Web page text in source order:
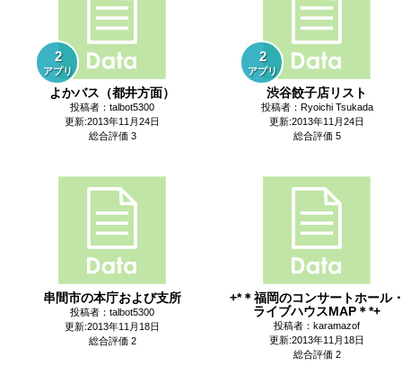
2
アプリ
よかバス（都井方面）
投稿者：talbot5300
更新:2013年11月24日
総合評価 3
2
アプリ
渋谷餃子店リスト
投稿者：Ryoichi Tsukada
更新:2013年11月24日
総合評価 5
串間市の本庁および支所
投稿者：talbot5300
更新:2013年11月18日
総合評価 2
+*＊福岡のコンサートホール
ライブハウスMAP＊*+
投稿者：karamazof
更新:2013年11月18日
総合評価 2